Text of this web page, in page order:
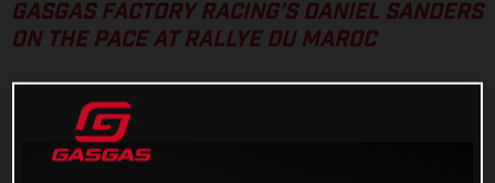
GASGAS FACTORY RACING’S DANIEL SANDERS
ON THE PACE AT RALLYE DU MAROC